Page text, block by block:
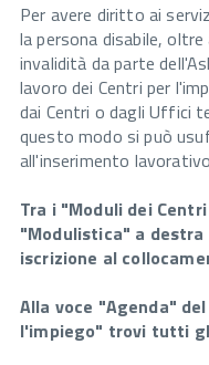
Per avere diritto ai
la persona disabile,
invalidità da parte
lavoro dei Centri per
dai Centri o dagli Uffici
questo modo si può
all'inserimento
Tra i "Moduli dei
"Modulistica" a
iscrizione al
Alla voce "Agenda"
l'impiego" trovi tutti